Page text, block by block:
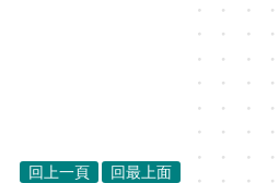
回上一頁 回最上面